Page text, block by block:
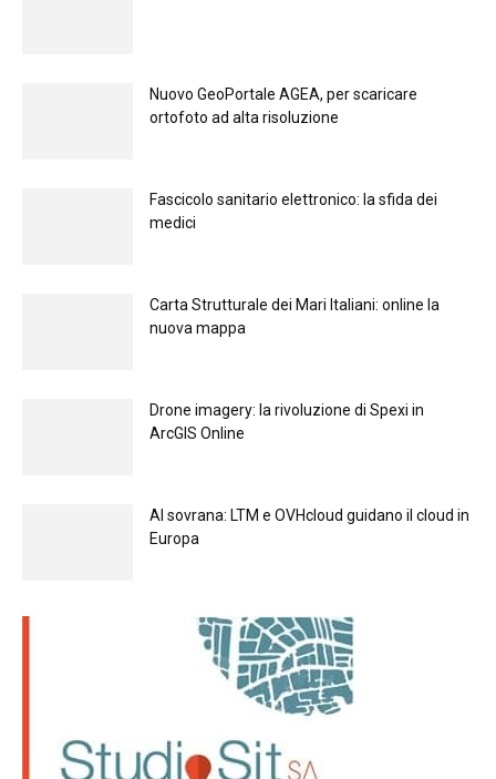
Nuovo GeoPortale AGEA, per scaricare
ortofoto ad alta risoluzione
Fascicolo sanitario elettronico: la sfida dei
medici
Carta Strutturale dei Mari Italiani: online la
nuova mappa
Drone imagery: la rivoluzione di Spexi in
ArcGIS Online
Al sovrana: LTM е OVHcloud guidano il cloud in
Europа